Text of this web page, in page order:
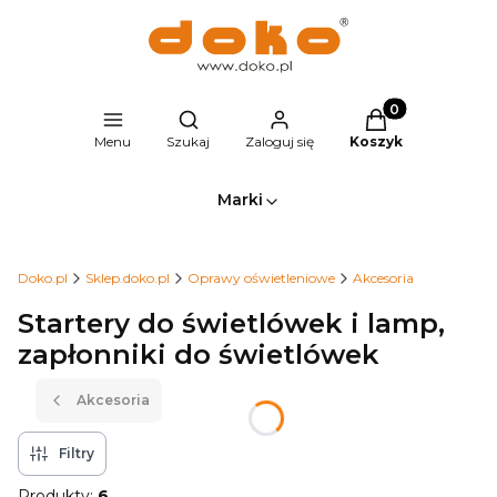
Menu
Otwórz wyszukiwarkę
Szukaj Zaloguj się
Produkty w
Koszyk
Marki
Doko.pl Sklep.doko.pl Oprawy oświetleniowe Akcesoria
Startery do świetlówek i lamp,
zapłonniki do świetlówek
Akcesoria
Filtry